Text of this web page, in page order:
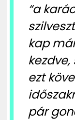
“a
kap
ezt
pár